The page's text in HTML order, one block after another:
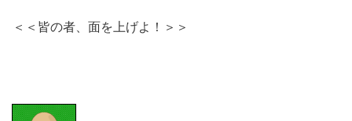
＜＜皆の者、面を上げよ！＞＞